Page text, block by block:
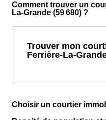
Comment trouver un
La-Grande (59 680) ?
Trouver mon
Ferrière-La-
Choisir un courtier